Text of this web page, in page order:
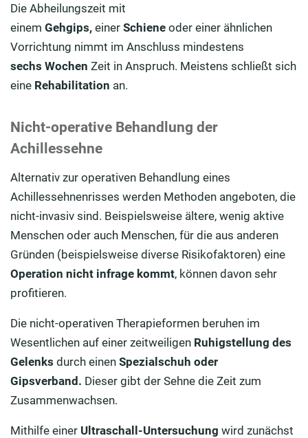
Die Abheilungszeit mit
einem Gehgips, einer Schiene oder einer ähnlichen
Vorrichtung nimmt im Anschluss mindestens
sechs Wochen Zeit in Anspruch. Meistens schließt sich
eine Rehabilitation an.
Nicht-operative Behandlung der
Achillessehne
Alternativ zur operativen Behandlung eines
Achillessehnenrisses werden Methoden angeboten, die
nicht-invasiv sind. Beispielsweise ältere, wenig aktive
Menschen oder auch Menschen, für die aus anderen
Gründen (beispielsweise diverse Risikofaktoren) eine
Operation nicht infrage kommt, können davon sehr
profitieren.
Die nicht-operativen Therapieformen beruhen im
Wesentlichen auf einer zeitweiligen Ruhigstellung des
Gelenks durch einen Spezialschuh oder
Gipsverband. Dieser gibt der Sehne die Zeit zum
Zusammenwachsen.
Mithilfe einer Ultraschall-Untersuchung wird zunächst